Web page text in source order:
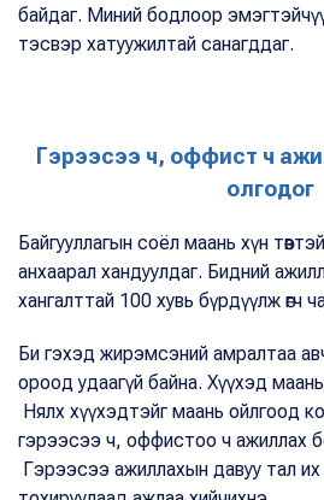
байдаг. Миний бодлоор
тэсвэр хатуужилтай санагддаг.
Гэрээсээ ч, оффист ч
олгодог
Байгууллагын соёл маань хүн
анхаарал хандуулдаг. Бидний
хангалттай 100 хувь бүрдүүлж өгч
Би гэхэд жирэмсэний амралтаа
ороод удаагүй байна. Хүүхэд маань
Нялх хүүхэдтэйг маань ойлгоод
гэрээсээ ч, оффистоо ч ажиллах
Гэрээсээ ажиллахын давуу тал